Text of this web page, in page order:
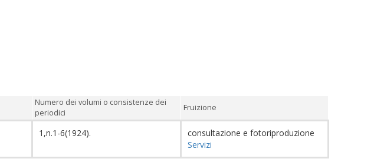
Numero dei volumi o consistenze dei
periodici
Fruizione
1,n.1-6(1924).
consultazione e fotoriproduzione
Servizi